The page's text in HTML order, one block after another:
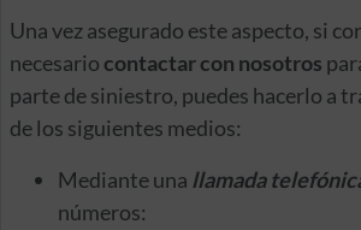
Una vez asegurado este aspecto, si
necesario contactar con nosotros
parte de siniestro, puedes hacerlo a
de los siguientes medios:
Mediante una llamada
números: